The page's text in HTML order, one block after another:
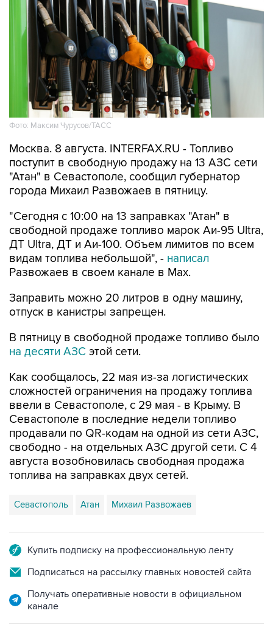
Фото: Максим Чурусов/ТАСС
Москва. 8 августа. INTERFAX.RU - Топливо
"Атан" в Севастополе, сообщил губернатор
города Михаил Развожаев в пятницу.
"Сегодня с 10:00 на 13 заправках "Атан" в
ДТ Ultra, ДТ и Аи-100. Объем лимитов по всем
видам топлива небольшой", - написал
Развожаев в своем канале в Max.
Заправить можно 20 литров в одну машину,
В пятницу в свободной продаже топливо было
Как сообщалось, 22 мая из-за логистических
ввели в Севастополе, с 29 мая - в Крыму. В
Севастополе в последние недели топливо
продавали по QR-кодам на одной из сети АЗС,
свободно - на отдельных АЗС другой сети. С 4
августа возобновилась свободная продажа
топлива на заправках двух сетей.
Севастополь Атан Михаил Развожаев
Подписаться на рассылку главных новостей сайта
Получать оперативные новости в официальном
НОВОСТИ ПО ТЕМЕ